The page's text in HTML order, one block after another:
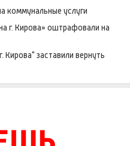
коммунальные услуги
г. Кирова» оштрафовали на
заставили вернуть